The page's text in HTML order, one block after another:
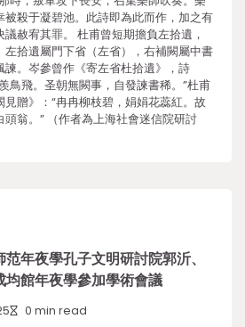
殺于凝碧池。此詩即為此而作，加之有
赦宥其罪。 杜甫曾短期擔負左拾遺，
拾遺屬門下省（左省），右補闕屬中書
。岑參曾作《寄左省杜拾遺》，詩
鳥飛。圣朝無闕事，自發諫書稀。”杜甫
贈》：“冉冉柳枝碧，娟娟花蕊紅。故
翁。” （作者為上海社會迷信院研討
年夜學孔子文明研討院郭沂、
館年夜學參加學術會議
0 min read